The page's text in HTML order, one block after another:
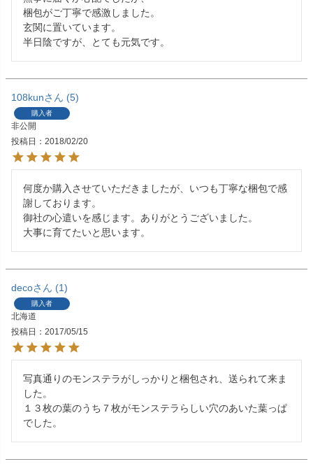
梱包がご丁寧で感激しました。
玄関に置いています。
半日陰ですが、とても元気です。
108kun 5
購入者
非公開
投稿日
2018/02/20
何度か購入させていただきましたが、いつも丁寧な梱包で感
謝しております。
御社の心遣いを感じます。ありがとうございました。
大事に育てたいと思います。
deco 1
購入者
北海道
投稿日
2017/05/15
写真通りのモンステラがしっかりと梱包され、送られて来ま
した。
１３枚の葉のうち７枚がモンステラらしい穴のあいた葉っぱ
でした。